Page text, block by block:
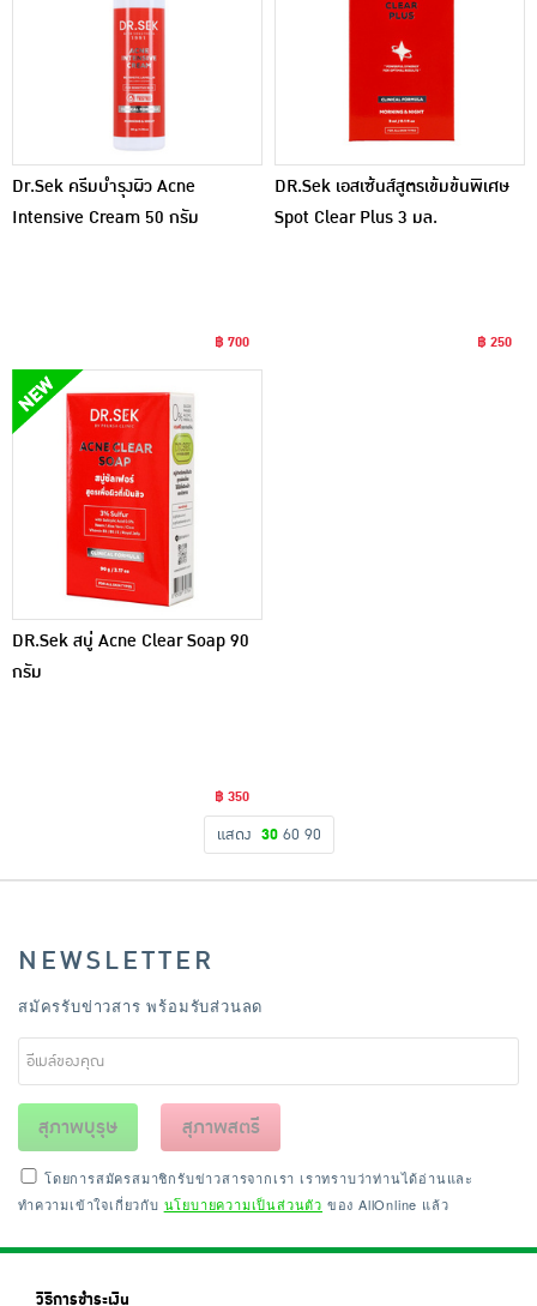
Dr.Sek ครีมบำรุงผิว Acne
Intensive Cream 50 กรัม
฿ 700
DR.Sek เอสเซ้นส์สูตรเข้มข้นพิเศษ
Spot Clear Plus 3 มล.
฿ 250
DR.Sek สบู่ Acne Clear Soap 90
กรัม
฿ 350
แสดง 30 60 90
NEWSLETTER
สมัครรับข่าวสาร พร้อมรับส่วนลด
สุภาพบุรุษ สุภาพสตรี
โดยการสมัครสมาชิกรับข่าวสารจากเรา เราทราบว่าท่านได้อ่านและ
ทำความเข้าใจเกี่ยวกับ นโยบายความเป็นส่วนตัว ของ AllOnline แล้ว
วิธีการชำระเงิน